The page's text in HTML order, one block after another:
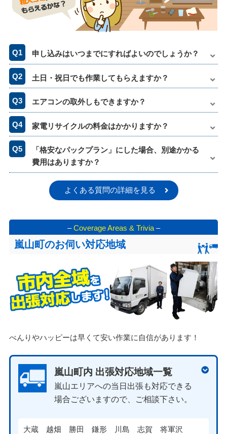
申し込みはいつまでにすればよいのでしょうか？
土日・祝日でも作業してもらえますか？
エアコンの取外しもできますか？
家電リサイクルの料金はかかりますか？
「格安なパックプラン」にした場合、別途かかる
費用はありますか？
よくある質問の詳細を見る
–Coverage Areas & Trivia–
嵐山町のお伺い対応地域
べんりやハッピーは早くて安い作業に自信があります！
嵐山町内 出張対応地域一覧
嵐山エリアへの当日出張も対応できる
場合ございますので、ご相談下さい。
大蔵 越畑 勝田 鎌形 川島 志賀
将軍沢